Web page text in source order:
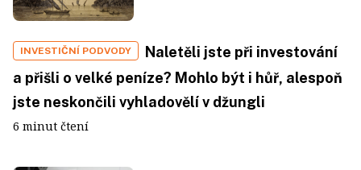
INVESTIČNÍ PODVODY
Naletěli jste při investování
a přišli o velké peníze? Mohlo být i hůř, alespoň
jste neskončili vyhladovělí v džungli
6 minut čtení